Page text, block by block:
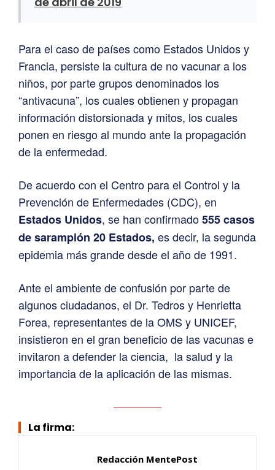
Para el caso de países como Estados Unidos y
Francia, persiste la cultura de no vacunar a los
niños, por parte grupos denominados los
“antivacuna”, los cuales obtienen y propagan
información distorsionada y mitos, los cuales
ponen en riesgo al mundo ante la propagación
de la enfermedad.
De acuerdo con el Centro para el Control y la
Prevención de Enfermedades (CDC), en
Estados Unidos, se han confirmado555 casos
de sarampión 20 Estados, es decir, la segunda
epidemia más grande desde el año de 1991.
Ante el ambiente de confusión por parte de
algunos ciudadanos, el Dr. Tedros y Henrietta
Forea, representantes de la OMS y UNICEF,
insistieron en el gran beneficio de las vacunas e
invitaron a defender la ciencia, la salud y la
importancia de la aplicación de las mismas.
La firma:
Redacción MentePost